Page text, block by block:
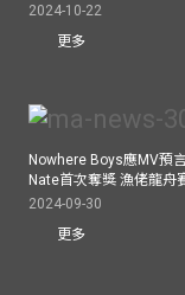
2024-10-22
更多
Nowhere Boys應MV預
Nate首次奪獎 漁佬龍舟
2024-09-30
更多